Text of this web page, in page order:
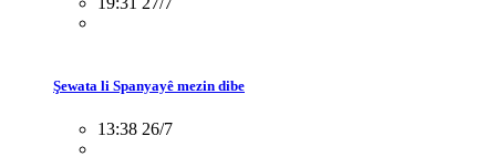
Şewata li Spanyayê mezin dibe
13:38 26/7